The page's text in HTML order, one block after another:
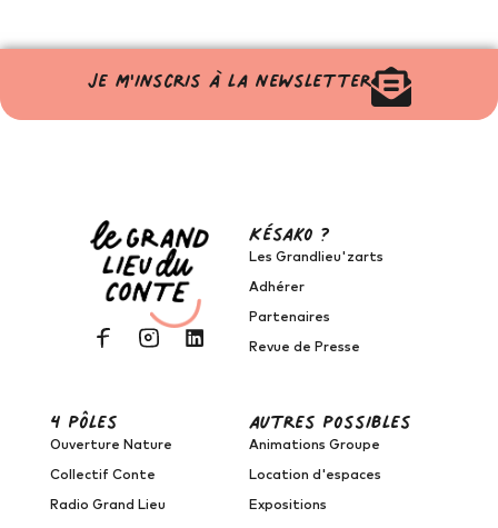
Je m'inscris à la newsletter
Késako ?
Les Grandlieu'zarts
Adhérer
Partenaires
Revue de Presse
4 pôles
Ouverture Nature
Collectif Conte
Radio Grand Lieu
autres possibles
Animations Groupe
Location d'espaces
Expositions